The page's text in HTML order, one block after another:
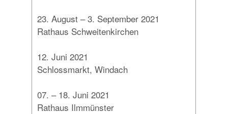
23. August – 3. September 2021
Rathaus Schweitenkirchen
12. Juni 2021
Schlossmarkt, Windach
07. – 18. Juni 2021
Rathaus Ilmmünster